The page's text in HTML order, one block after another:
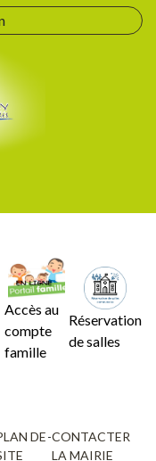
Accès au
compte
famille
Réservation
de salles
DE-CONTACTER
LA MAIRIE